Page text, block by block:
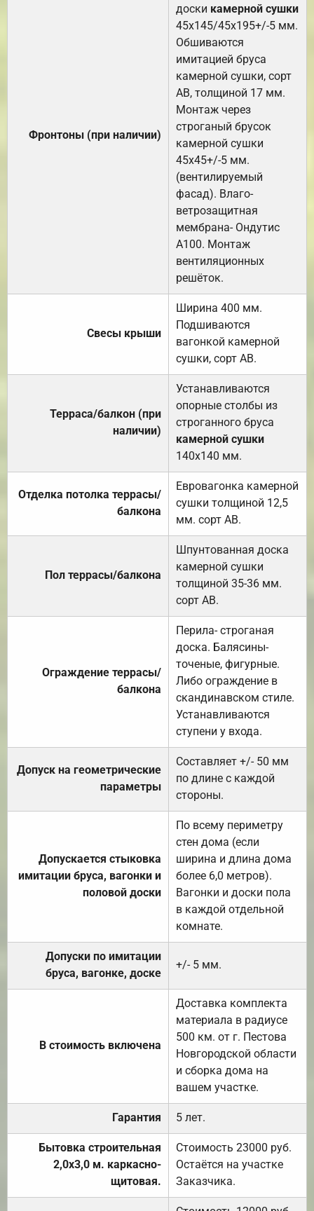
Фронтоны (при наличии)
доски камерной сушки
45х145/45х195+/-5 мм.
Обшиваются
имитацией бруса
камерной сушки, сорт
АВ, толщиной 17 мм.
Монтаж через
строганый брусок
камерной сушки
45х45+/-5 мм.
(вентилируемый
фасад). Влаго-
ветрозащитная
мембрана- Ондутис
А100. Монтаж
вентиляционных
решёток.
Свесы крыши
Ширина 400 мм.
Подшиваются
вагонкой камерной
сушки, сорт АВ.
Терраса/балкон (при
наличии)
Устанавливаются
опорные столбы из
строганного бруса
камерной сушки
140х140 мм.
Отделка потолка террасы/
балкона
Евровагонка камерной
сушки толщиной 12,5
мм. сорт АВ.
Пол террасы/балкона
Шпунтованная доска
камерной сушки
толщиной 35-36 мм.
сорт АВ.
Ограждение террасы/
балкона
Перила- строганая
доска. Балясины-
точеные, фигурные.
Либо ограждение в
скандинавском стиле.
Устанавливаются
ступени у входа.
Допуск на геометрические
параметры
Составляет +/- 50 мм
по длине с каждой
стороны.
Допускается стыковка
имитации бруса, вагонки и
половой доски
По всему периметру
стен дома (если
ширина и длина дома
более 6,0 метров).
Вагонки и доски пола
в каждой отдельной
комнате.
Допуски по имитации
бруса, вагонке, доске
+/- 5 мм.
В стоимость включена
Доставка комплекта
материала в радиусе
500 км. от г. Пестова
Новгородской области
и сборка дома на
вашем участке.
Гарантия 5 лет.
Бытовка строительная
2,0х3,0 м. каркасно-
щитовая.
Стоимость 23000 руб.
Остаётся на участке
Заказчика.